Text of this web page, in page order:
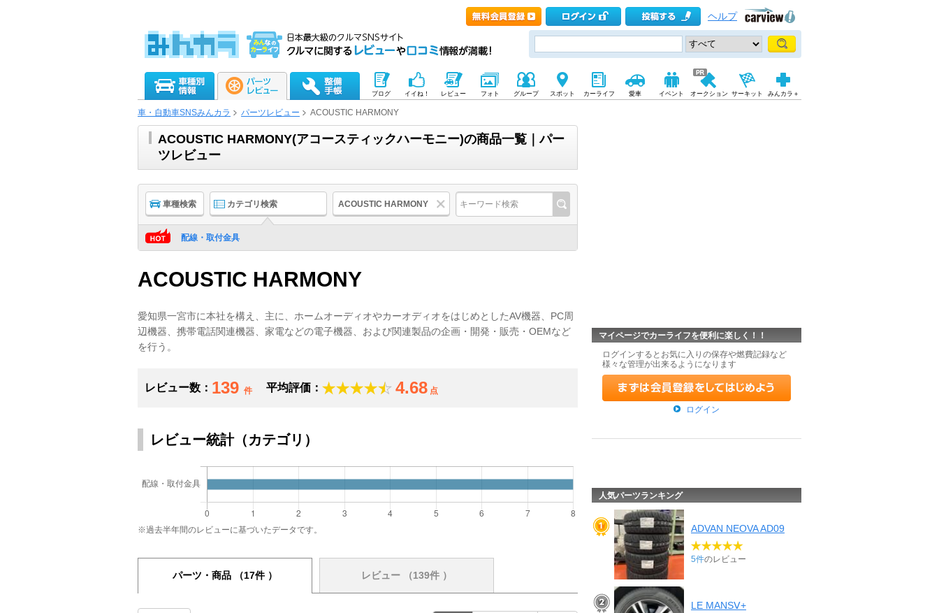
ヘルプ
ブログ イイね！ レビュー フォト グループ スポット カーライフ 愛車 イベント オークション サーキット みんカラ＋
車・自動車SNSみんカラ パーツレビュー ACOUSTIC HARMONY
ACOUSTIC HARMONY(アコースティックハーモニー)の商品一覧｜パー
ツレビュー
車種検索 カテゴリ検索 ACOUSTIC HARMONY
配線・取付金具
ACOUSTIC HARMONY
愛知県一宮市に本社を構え、主に、ホームオーディオやカーオディオをはじめとしたAV機器、PC周
辺機器、携帯電話関連機器、家電などの電子機器、および関連製品の企画・開発・販売・OEMなど
を行う。
レビュー数： 139 件 平均評価： 4.68 点
レビュー統計（カテゴリ）
※過去半年間のレビューに基づいたデータです。
パーツ・商品 （17件 ） レビュー （139件 ）
マイページでカーライフを便利に楽しく！！
ログインするとお気に入りの保存や燃費記録など
様々な管理が出来るようになります
ログイン
人気パーツランキング
ADVAN NEOVA AD09
5件のレビュー
LE MANSⅤ+